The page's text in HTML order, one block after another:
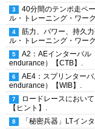
40分間のテンポ走ペ
ル・トレーニング・ワー
筋力、パワー、持久
ル・トレーニング・ワー
A2：AEインターバ
endurance）【CTB】.
AE4：スプリンター
endurance）【WIB】.
ロードレースにおい
【ヒント】.
「秘密兵器」LTイン